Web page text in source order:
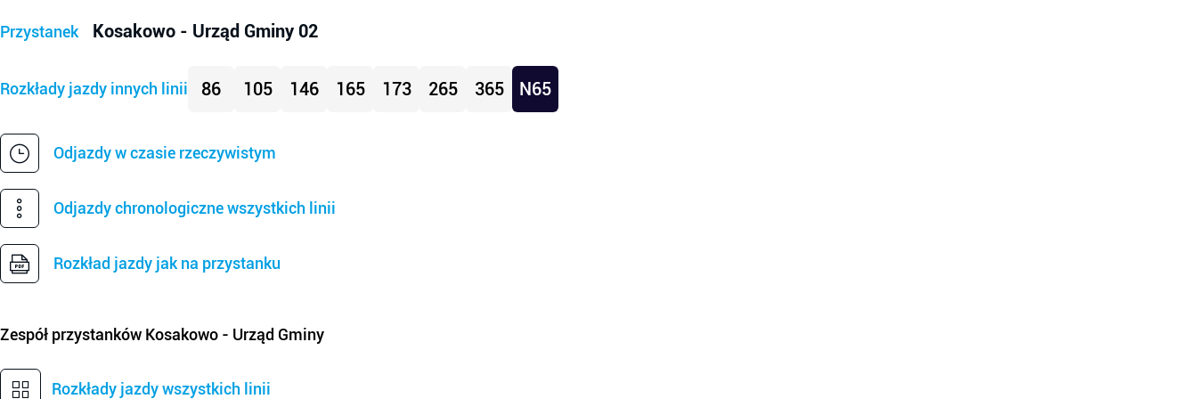
Przystanek Kosakowo - Urząd Gminy 02
Rozkłady jazdy innych linii 86 105 146 165 173 265 365 N65
Odjazdy w czasie rzeczywistym
Odjazdy chronologiczne wszystkich linii
Rozkład jazdy jak na przystanku
Zespół przystanków Kosakowo - Urząd Gminy
Rozkłady jazdy wszystkich linii